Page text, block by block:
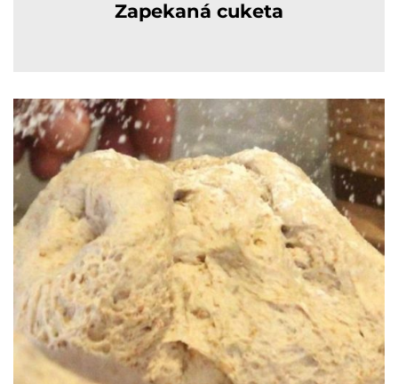
Zapekaná cuketa